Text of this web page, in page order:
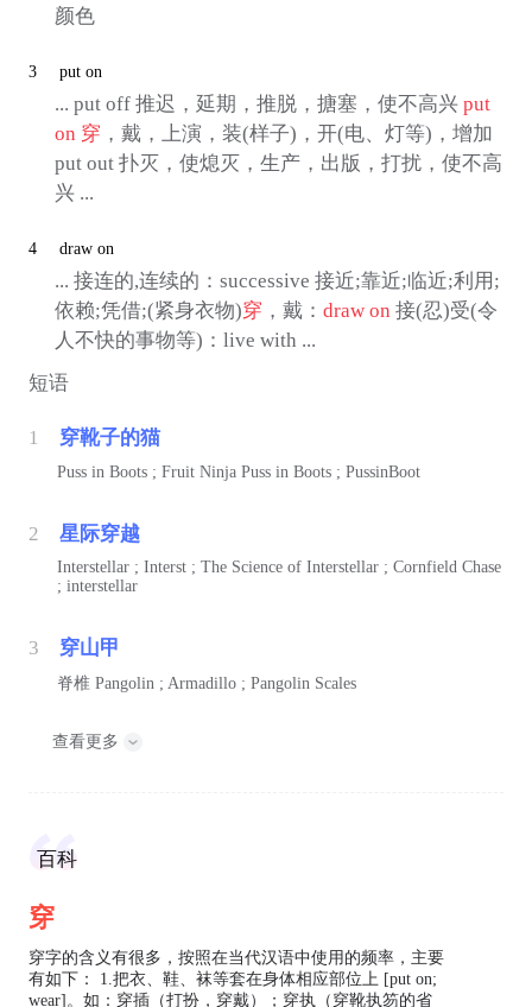
颜色
3 put on
... put off 推迟，延期，推脱，搪塞，使不高兴 put
on 穿 ，戴，上演，装(样子)，开(电、灯等)，增加
put out 扑灭，使熄灭，生产，出版，打扰，使不高
兴 ...
4 draw on
... 接连的,连续的：successive 接近;靠近;临近;利用;
依赖;凭借;(紧身衣物)穿 ，戴： draw on 接(忍)受(令
人不快的事物等)：live with ...
短语
1 穿靴子的猫
Puss in Boots ; Fruit Ninja Puss in Boots ; PussinBoot
2 星际穿越
Interstellar ; Interst ; The Science of Interstellar ; Cornfield Chase
; interstellar
3 穿山甲
脊椎 Pangolin ; Armadillo ; Pangolin Scales
查看更多
百科
穿
穿字的含义有很多，按照在当代汉语中使用的频率，主要
有如下： 1.把衣、鞋、袜等套在身体相应部位上 [put on;
wear]。如：穿插（打扮，穿戴）；穿执（穿靴执笏的省